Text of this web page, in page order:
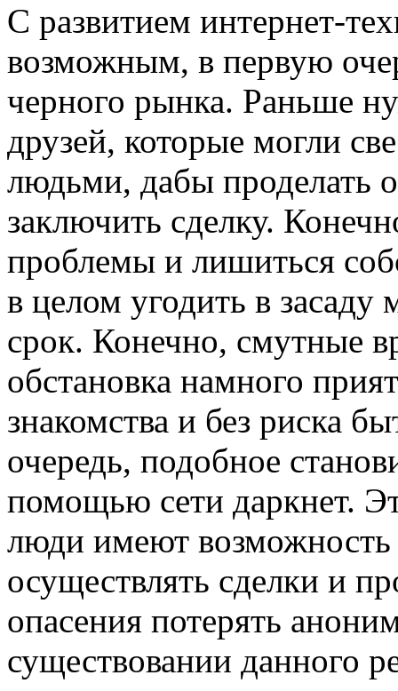
С рaзвитиeм интeрнeт-
возможным, в первую
черного рынка. Раньше
друзей, которые могли
людьми, дабы проделать
заключить сделку.
проблемы и лишиться
в целом угодить в
срок. Конечно, смутные
обстановка намного
знакомства и без риска
очередь, подобное
помощью сети даркнет.
люди имеют
осуществлять сделки и
опасения потерять
существовании данного